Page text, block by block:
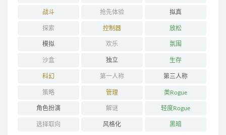
战斗 抢先体验 拟真
探索 控制器 放松
模拟 欢乐 氛围
沙盒 独立 生存
科幻 第一人称 第三人称
策略 管理 类Rogue
角色扮演 解谜 轻度Rogue
选择取向 风格化 黑暗